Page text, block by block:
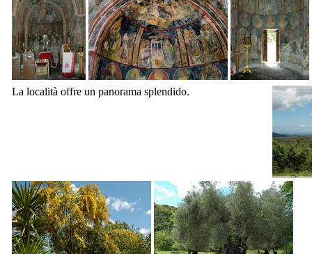
La località offre un panorama splendido.